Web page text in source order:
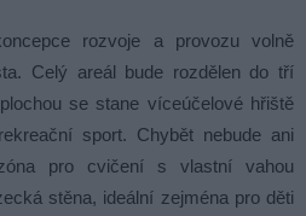
rozvoje a provozu volně
Celý areál bude rozdělen do tří
se stane víceúčelové hřiště
sport. Chybět nebude ani
pro cvičení s vlastní vahou
stěna, ideální zejména pro děti